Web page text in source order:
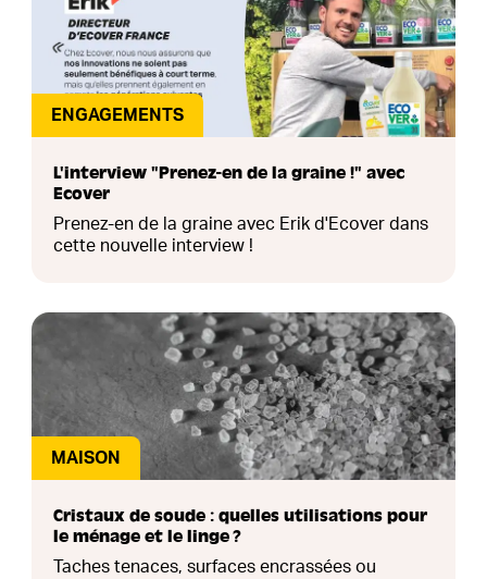
ENGAGEMENTS
L'interview "Prenez-en de la graine !" avec
Ecover
Prenez-en de la graine avec Erik d'Ecover dans
cette nouvelle interview !
MAISON
Cristaux de soude : quelles utilisations pour
le ménage et le linge ?
Taches tenaces, surfaces encrassées ou